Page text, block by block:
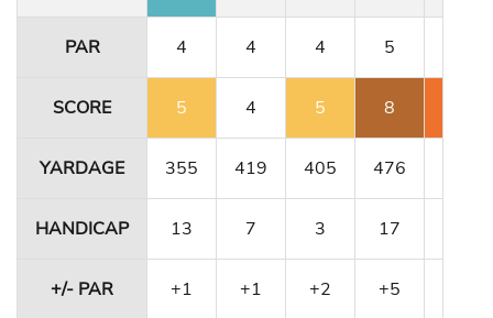
PAR 4 4 4 5
SCORE 5 4 5 8
YARDAGE 355 419 405 476
HANDICAP 13 7 3 17
+/- PAR +1 +1 +2 +5